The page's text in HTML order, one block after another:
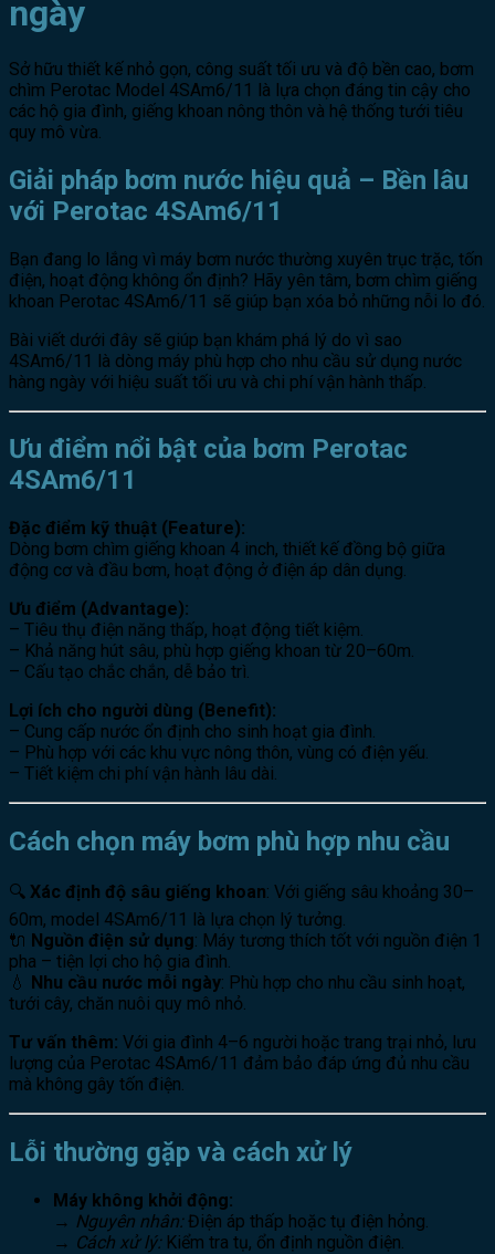
ngày
Sở hữu thiết kế nhỏ gọn, công suất tối ưu và độ bền cao, bơm
chìm Perotac Model 4SAm6/11 là lựa chọn đáng tin cậy cho
các hộ gia đình, giếng khoan nông thôn và hệ thống tưới tiêu
quy mô vừa.
Giải pháp bơm nước hiệu quả – Bền lâu
với Perotac 4SAm6/11
Bạn đang lo lắng vì máy bơm nước thường xuyên trục trặc, tốn
điện, hoạt động không ổn định? Hãy yên tâm, bơm chìm giếng
khoan Perotac 4SAm6/11 sẽ giúp bạn xóa bỏ những nỗi lo đó.
Bài viết dưới đây sẽ giúp bạn khám phá lý do vì sao
4SAm6/11 là dòng máy phù hợp cho nhu cầu sử dụng nước
hàng ngày với hiệu suất tối ưu và chi phí vận hành thấp.
Ưu điểm nổi bật của bơm Perotac
4SAm6/11
Đặc điểm kỹ thuật (Feature):
Dòng bơm chìm giếng khoan 4 inch, thiết kế đồng bộ giữa
động cơ và đầu bơm, hoạt động ở điện áp dân dụng.
Ưu điểm (Advantage):
– Tiêu thụ điện năng thấp, hoạt động tiết kiệm.
– Khả năng hút sâu, phù hợp giếng khoan từ 20–60m.
– Cấu tạo chắc chắn, dễ bảo trì.
Lợi ích cho người dùng (Benefit):
– Cung cấp nước ổn định cho sinh hoạt gia đình.
– Phù hợp với các khu vực nông thôn, vùng có điện yếu.
– Tiết kiệm chi phí vận hành lâu dài.
Cách chọn máy bơm phù hợp nhu cầu
🔍 Xác định độ sâu giếng khoan: Với giếng sâu khoảng 30–
60m, model 4SAm6/11 là lựa chọn lý tưởng.
🔌 Nguồn điện sử dụng: Máy tương thích tốt với nguồn điện 1
pha – tiện lợi cho hộ gia đình.
💧
Nhu cầu nước mỗi ngày: Phù hợp cho nhu cầu sinh hoạt,
tưới cây, chăn nuôi quy mô nhỏ.
Tư vấn thêm: Với gia đình 4–6 người hoặc trang trại nhỏ, lưu
lượng của Perotac 4SAm6/11 đảm bảo đáp ứng đủ nhu cầu
mà không gây tốn điện.
Lỗi thường gặp và cách xử lý
Máy không khởi động:
→ Nguyên nhân:Điện áp thấp hoặc tụ điện hỏng.
→ Cách xử lý:Kiểm tra tụ, ổn định nguồn điện.